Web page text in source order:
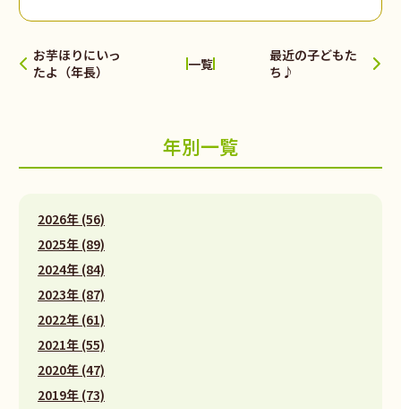
お芋ほりにいっ
たよ（年長）
一覧
最近の子どもた
ち♪
年別一覧
2026年 (56)
2025年 (89)
2024年 (84)
2023年 (87)
2022年 (61)
2021年 (55)
2020年 (47)
2019年 (73)